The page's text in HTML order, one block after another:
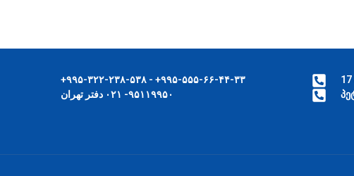
۹۹۵-۵۵۵-۶۶-۴۴-۳۳+ - ۹۹۵-۳۲۲-۲۳۸-۵۳۸+
۹۵۱۱۹۹۵۰- ۰۲۱ دفتر تهران